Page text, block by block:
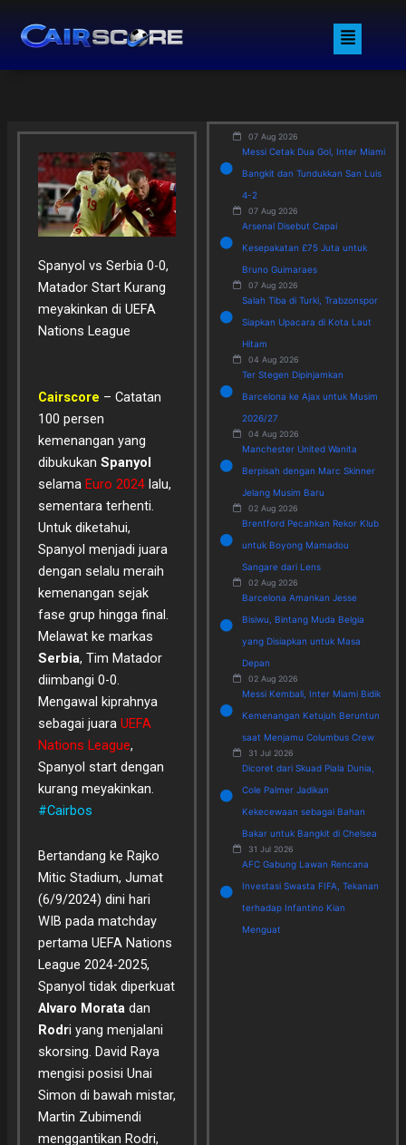
content
Menu
Spanyol vs Serbia 0-0,
Matador Start Kurang
meyakinkan di UEFA
Nations League
Cairscore – Catatan
100 persen
kemenangan yang
dibukukan Spanyol
selama Euro 2024 lalu,
sementara terhenti.
Untuk diketahui,
Spanyol menjadi juara
dengan selalu meraih
kemenangan sejak
fase grup hingga final.
Melawat ke markas
Serbia, Tim Matador
diimbangi 0-0.
Mengawal kiprahnya
sebagai juara UEFA
Nations League,
Spanyol start dengan
kurang meyakinkan.
#Cairbos
Bertandang ke Rajko
Mitic Stadium, Jumat
(6/9/2024) dini hari
WIB pada matchday
pertama UEFA Nations
League 2024-2025,
Spanyol tidak diperkuat
Alvaro Moratadan
Rodri yang menjalani
skorsing. David Raya
mengisi posisi Unai
Simon di bawah mistar,
Martin Zubimendi
menggantikan Rodri,
07 Aug 2026
Messi Cetak Dua Gol, Inter Miami
Bangkit dan Tundukkan San Luis
4-2
07 Aug 2026
Arsenal Disebut Capai
Kesepakatan £75 Juta untuk
Bruno Guimaraes
07 Aug 2026
Salah Tiba di Turki, Trabzonspor
Siapkan Upacara di Kota Laut
Hitam
04 Aug 2026
Ter Stegen Dipinjamkan
Barcelona ke Ajax untuk Musim
2026/27
04 Aug 2026
Manchester United Wanita
Berpisah dengan Marc Skinner
Jelang Musim Baru
02 Aug 2026
Brentford Pecahkan Rekor Klub
untuk Boyong Mamadou
Sangare dari Lens
02 Aug 2026
Barcelona Amankan Jesse
Bisiwu, Bintang Muda Belgia
yang Disiapkan untuk Masa
Depan
02 Aug 2026
Messi Kembali, Inter Miami Bidik
Kemenangan Ketujuh Beruntun
saat Menjamu Columbus Crew
31 Jul 2026
Dicoret dari Skuad Piala Dunia,
Cole Palmer Jadikan
Kekecewaan sebagai Bahan
Bakar untuk Bangkit di Chelsea
31 Jul 2026
AFC Gabung Lawan Rencana
Investasi Swasta FIFA, Tekanan
terhadap Infantino Kian
Menguat